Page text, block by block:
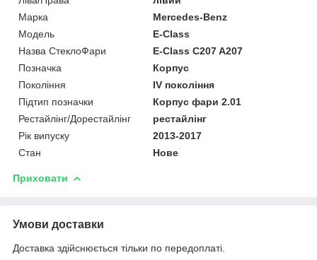
Марка
Mercedes-Benz
Мoдель
E-Class
Назва СтеклоФари
E-Class C207 A207
Позначка
Корпус
Покоління
IV покоління
Підтип позначки
Корпус фари 2.01
Рестайлінг/Дорестайлінг
рестайлінг
Рік випуску
2013-2017
Стан
Нове
Приховати
Умови доставки
Доставка здійснюється тільки по передоплаті.